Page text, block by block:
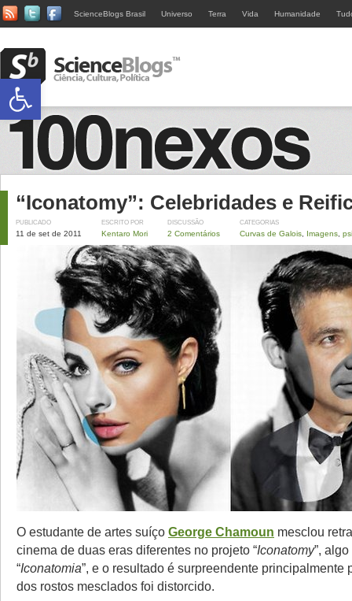
ScienceBlogs Brasil Universo Terra Vida Humanidade
“Iconatomy”: Celebridades e
PUBLICADO
11 de set de 2011
ESCRITO POR
Kentaro Mori
DISCUSSÃO
2 Comentários
CATEGORIAS
Curvas de Galois Imagens
O estudante de artes suíço George Chamoun mesclou
cinema de duas eras diferentes no projeto “Iconatomy”,
“Iconatomia”, e o resultado é surpreendente principalmente
dos rostos mesclados foi distorcido.
Abrir a barra de ferramentas